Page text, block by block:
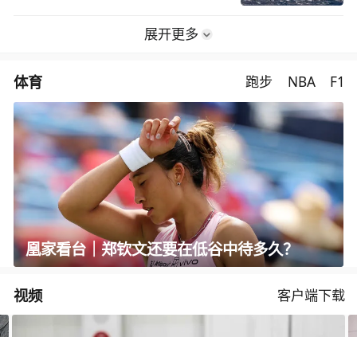
展开更多
体育 跑步 NBA F1
凰家看台｜郑钦文还要在低谷中待多久？
视频 客户端下载